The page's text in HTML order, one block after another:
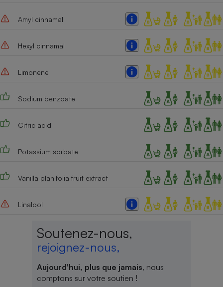
Amyl cinnamal
Hexyl cinnamal
Limonene
Sodium benzoate
Citric acid
Potassium sorbate
Vanilla planifolia fruit extract
Linalool
Soutenez-nous,
rejoignez-nous,
Aujourd'hui, plus que jamais, nous
comptons sur votre soutien !